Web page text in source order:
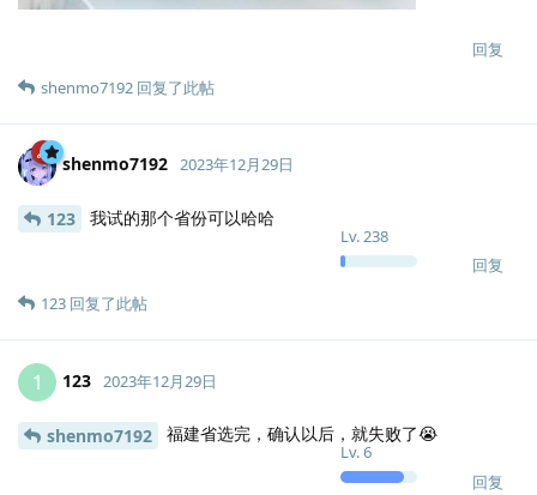
回复
shenmo7192 回复了此帖
shenmo7192
Lv. 238
2023年12月29日
123 我试的那个省份可以哈哈
回复
123 回复了此帖
1 123
Lv.6
2023年12月29日
shenmo7192 福建省选完，确认以后，就失败了😭
回复